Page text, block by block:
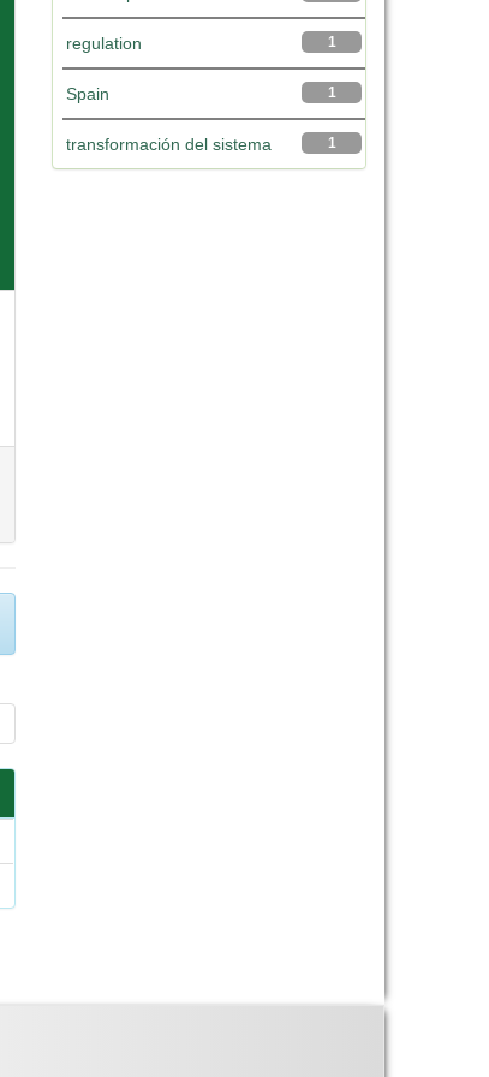
1
regulation
1
Spain
1
transformación del sistema